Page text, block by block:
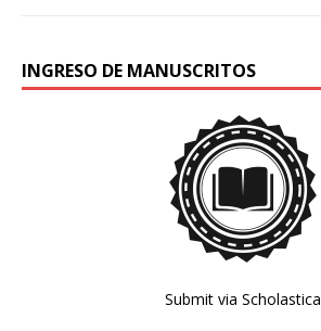
INGRESO DE MANUSCRITOS
Submit via Scholastica